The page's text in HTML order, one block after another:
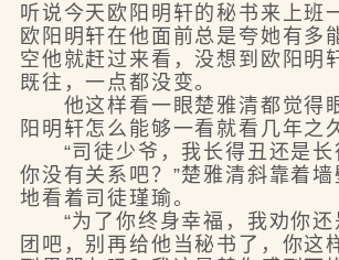
听说今天欧阳明轩的秘书来上班
欧阳明轩在他面前总是夸她有多
空他就赶过来看，没想到欧阳明
既往，一点都没变。
他这样看一眼楚雅清都觉得
阳明轩怎么能够一看就看几年之
“司徒少爷，我长得丑还是长
你没有关系吧？”楚雅清斜靠着
地看着司徒瑾瑜。
“为了你终身幸福，我劝你还
团吧，别再给他当秘书了，你这